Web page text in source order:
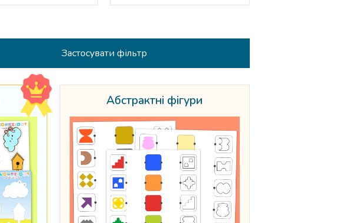
Абстрактні фігури